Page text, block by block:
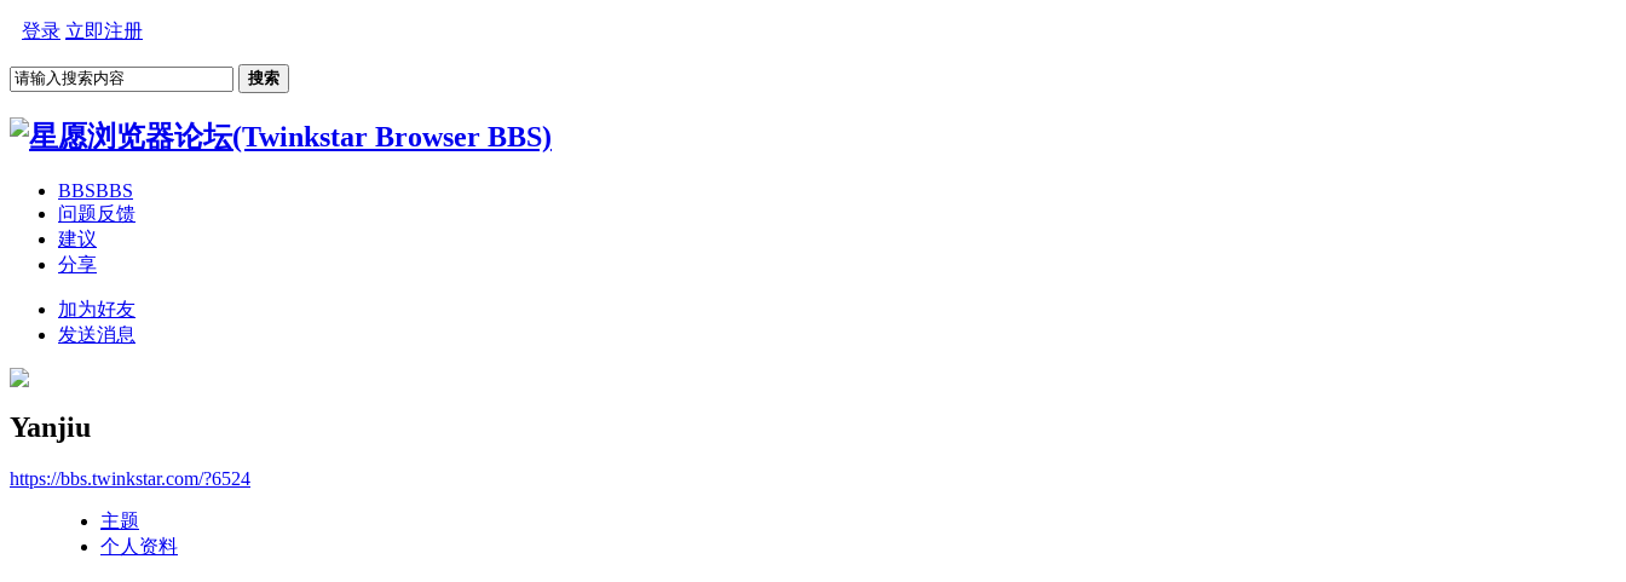
登录 立即注册
搜索
BBSBBS
问题反馈
建议
分享
加为好友
发送消息
Yanjiu
https://bbs.twinkstar.com/?6524
主题
个人资料